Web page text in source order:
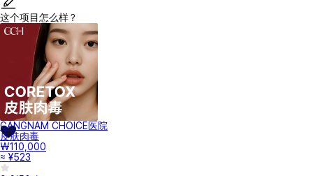
这个项目怎么样？
GANGNAM CHOICE医院
皮肤肉毒
₩110,000
≈ ¥523